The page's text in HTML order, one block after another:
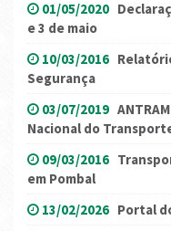
01/05/2020
e 3 de maio
10/03/2016
Segurança
03/07/2019
Nacional do
09/03/2016
em Pombal
13/02/2026 Portal